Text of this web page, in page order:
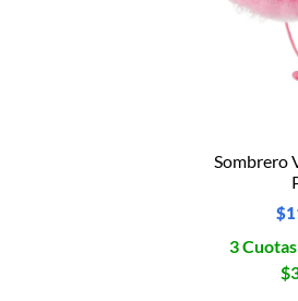
Sombrero
$
3